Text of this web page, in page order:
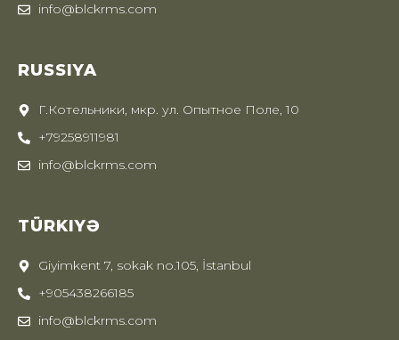
info@blckrms.com
RUSSIYA
Г.Котельники, мкр. ул. Опытное Поле, 10
+79258911981
info@blckrms.com
TÜRKIYƏ
Giyimkent 7, sokak no.105, İstanbul
+905438266185
info@blckrms.com